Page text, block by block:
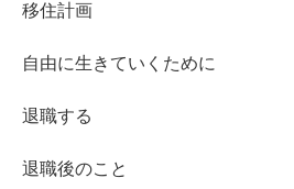
移住計画
自由に生きていくために
退職する
退職後のこと